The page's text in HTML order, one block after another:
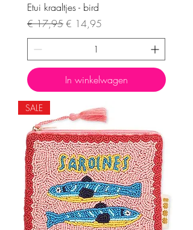
Etui kraaltjes - bird
Normale prijs
€ 17,95Verkoopprijs
€ 14,95
In winkelwagen
SALE